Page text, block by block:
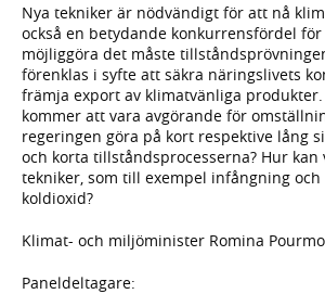
Nya tekniker är nödvändigt för att nå
också en betydande konkurrensfördel för
möjliggöra det måste
förenklas i syfte att säkra näringslivets
främja export av klimatvänliga
kommer att vara avgörande för
regeringen göra på kort respektive lång
och korta tillståndsprocesserna? Hur kan
tekniker, som till exempel infångning
koldioxid?
Klimat- och miljöminister Romina
Paneldeltagare: